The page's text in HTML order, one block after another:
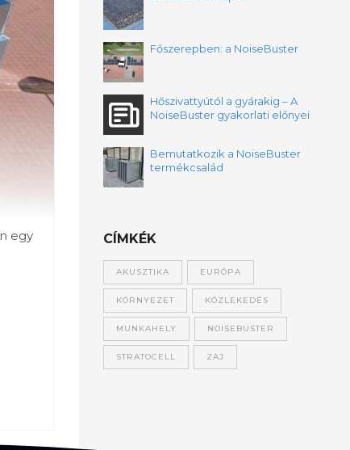
egy
Főszerepben: a NoiseBuster
Hőszivattyútól a gyárakig – A
NoiseBuster gyakorlati előnyei
Bemutatkozik a NoiseBuster
termékcsalád
CÍMKÉK
AKUSZTIKA EURÓPA
KÖRNYEZET KÖZLEKEDÉS
MUNKAHELY NOISEBUSTER
STRATOCELL ZAJ